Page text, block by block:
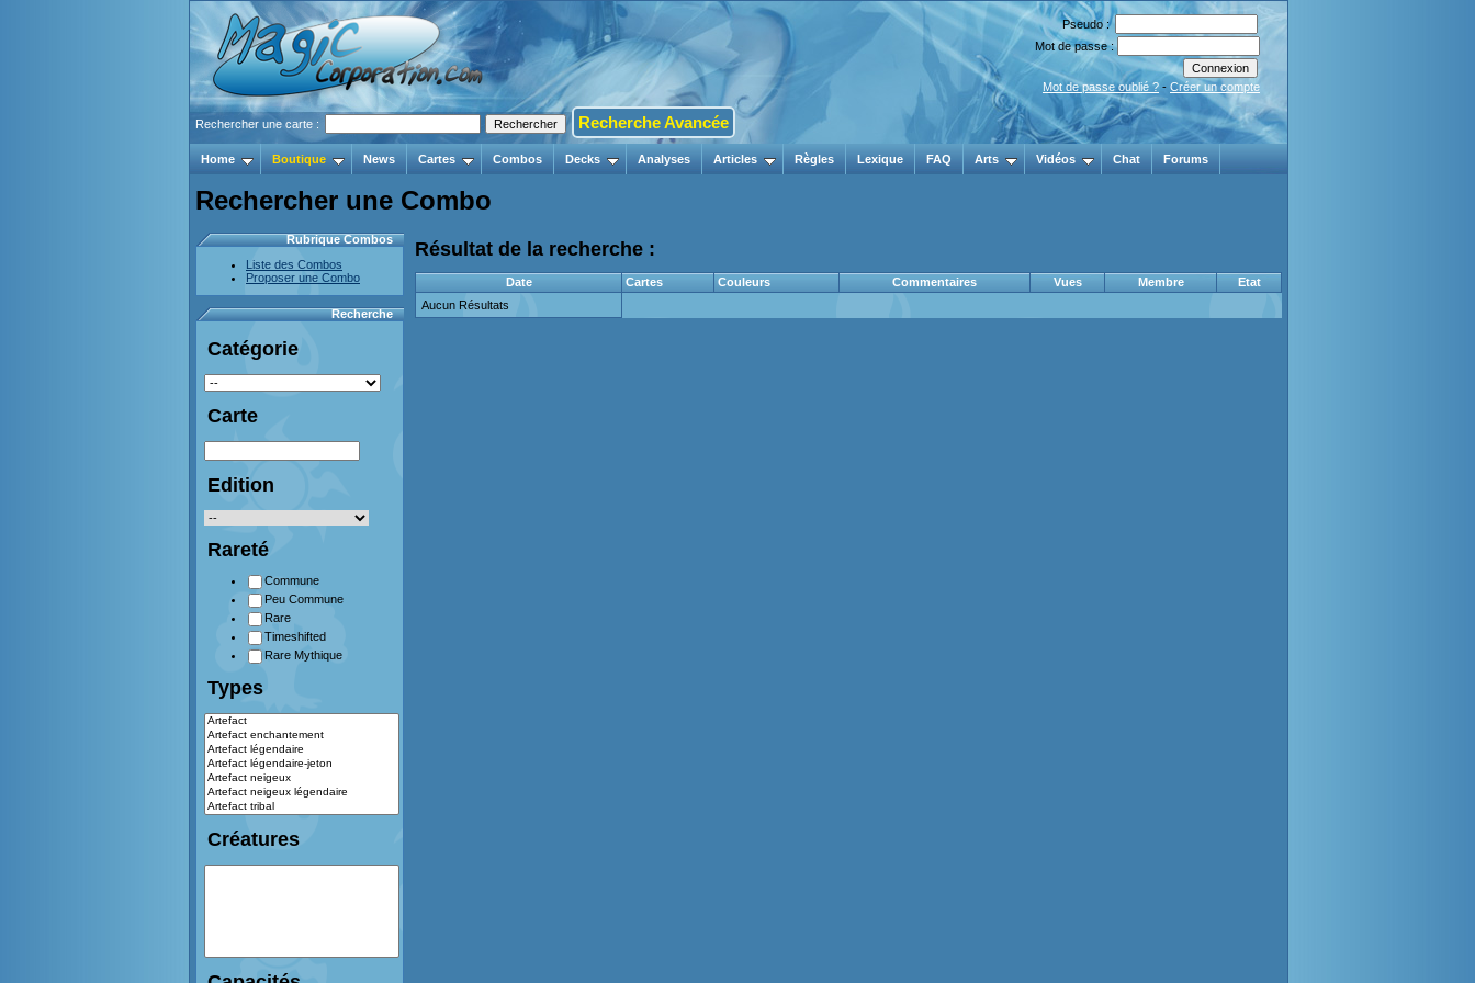
Pseudo :
Mot de passe :
Mot de passe oublié ? - Créer un compte
Rechercher une carte : Recherche Avancée
Home Boutique News Cartes Combos Decks Analyses Articles Règles Lexique FAQ Arts Vidéos Chat Forums
Rechercher une Combo
Rubrique Combos
Liste des Combos
Proposer une Combo
Recherche
Catégorie
Carte
Edition
Rareté
Commune
Peu Commune
Rare
Timeshifted
Rare Mythique
Types
Créatures
Résultat de la recherche :
Date Cartes Couleurs Commentaires Vues Membre
Etat
Aucun Résultats